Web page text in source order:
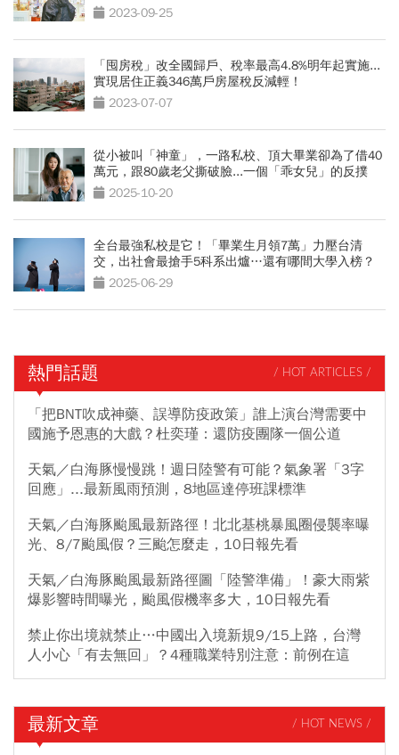
2023-09-25
「囤房稅」改全國歸戶、稅率最高4.8%明年起實施...
實現居住正義346萬戶房屋稅反減輕！
2023-07-07
從小被叫「神童」，一路私校、頂大畢業卻為了借40
萬元，跟80歲老父撕破臉...一個「乖女兒」的反撲
2025-10-20
全台最強私校是它！「畢業生月領7萬」力壓台清
交，出社會最搶手5科系出爐…還有哪間大學入榜？
2025-06-29
熱門話題 / HOT ARTICLES /
「把BNT吹成神藥、誤導防疫政策」誰上演台灣需要中
國施予恩惠的大戲？杜奕瑾：還防疫團隊一個公道
天氣／白海豚慢慢跳！週日陸警有可能？氣象署「3字
回應」...最新風雨預測，8地區達停班課標準
天氣／白海豚颱風最新路徑！北北基桃暴風圈侵襲率曝
光、8/7颱風假？三颱怎麼走，10日報先看
天氣／白海豚颱風最新路徑圖「陸警準備」！豪大雨紫
爆影響時間曝光，颱風假機率多大，10日報先看
禁止你出境就禁止…中國出入境新規9/15上路，台灣
人小心「有去無回」？4種職業特別注意：前例在這
最新文章 / HOT NEWS /